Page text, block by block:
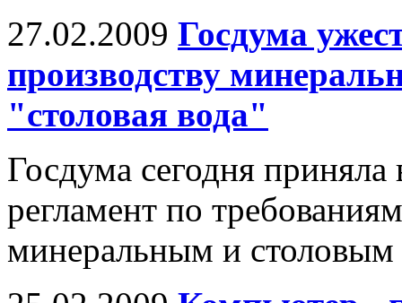
27.02.2009 Госдума
производству
"столовая вода"
Госдума сегодня
регламент по
минеральным и столовым